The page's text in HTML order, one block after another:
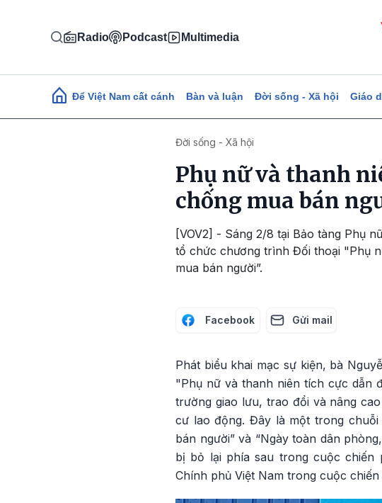
Radio Podcast Multimedia
Main navigation
Để Việt Nam cất cánh Bàn và luận Đời sống - Xã hội Giáo
Đời sống - Xã hội
Phụ nữ và thanh
chống mua bán
[VOV2] - Sáng 2/8 tại Bảo tàng Phụ
tổ chức chương trình Đối thoại "Phụ
mua bán người”.
Facebook Gửi mail
Phát biểu khai mạc sự kiện, bà
"Phụ nữ và thanh niên tích cực dẫn
trường giao lưu, trao đổi và nâng
cư lao động. Đây là một trong
bán người” và “Ngày toàn dân
bị bỏ lại phía sau trong cuộc chiến
Chính phủ Việt Nam trong cuộc